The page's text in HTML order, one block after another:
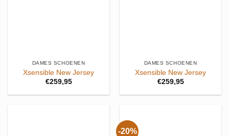
DAMES SCHOENEN
Xsensible New Jersey
€259,95
DAMES SCHOENEN
Xsensible New Jersey
€259,95
-20%